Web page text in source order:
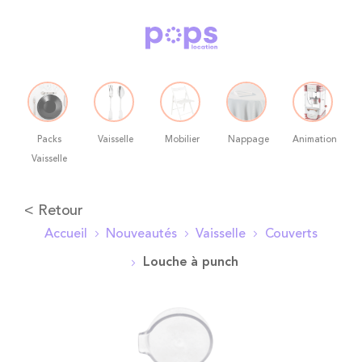
Packs
Vaisselle
Vaisselle Mobilier Nappage Animation
Allez
contenu
< Retour
Accueil Nouveautés Vaisselle Couverts
Louche à punch